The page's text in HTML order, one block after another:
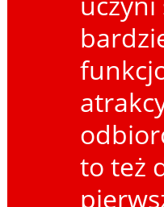
to też